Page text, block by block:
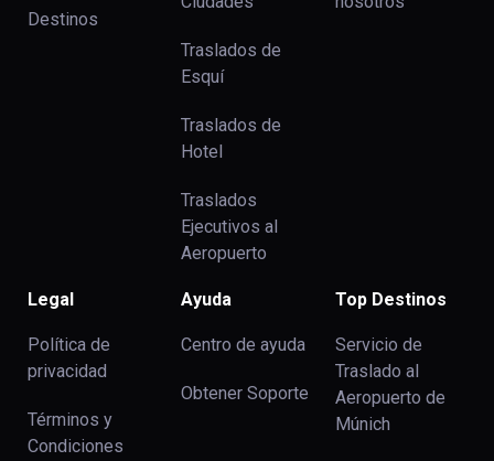
Destinos
Traslados de
Esquí
Traslados de
Hotel
Traslados
Ejecutivos al
Aeropuerto
Legal
Política de
privacidad
Términos y
Condiciones
Ayuda
Centro de ayuda
Obtener Soporte
Top Destinos
Servicio de
Traslado al
Aeropuerto de
Múnich